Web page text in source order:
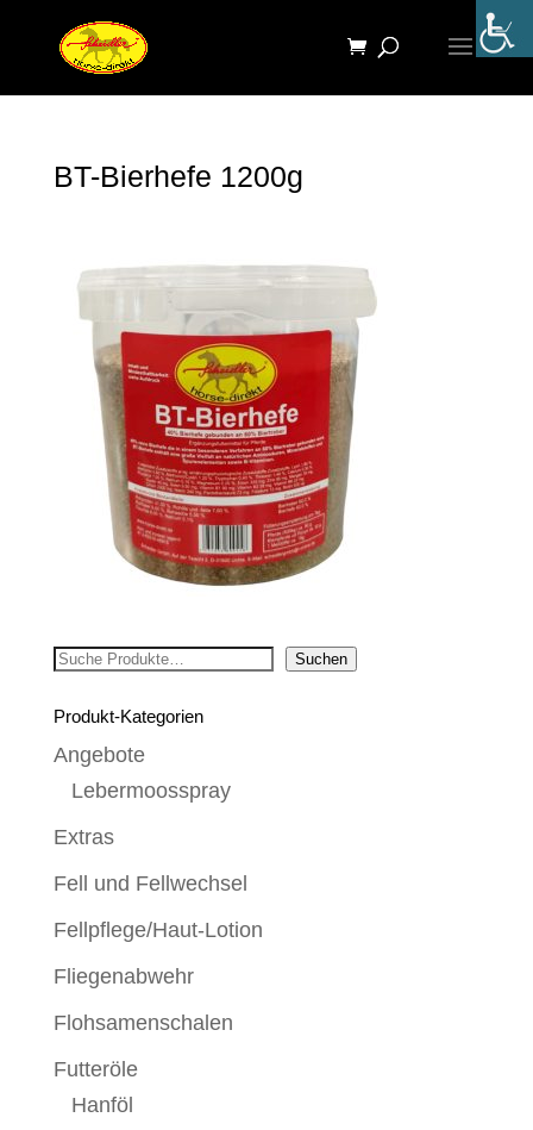
BT-Bierhefe 1200g
Suchen Suchen
Produkt-Kategorien
Angebote
Lebermoosspray
Extras
Fell und Fellwechsel
Fellpflege/Haut-Lotion
Fliegenabwehr
Flohsamenschalen
Futteröle
Hanföl